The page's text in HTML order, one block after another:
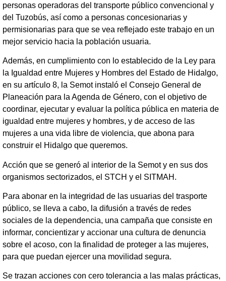
personas operadoras del transporte público convencional y
del Tuzobús, así como a personas concesionarias y
permisionarias para que se vea reflejado este trabajo en un
mejor servicio hacia la población usuaria.
Además, en cumplimiento con lo establecido de la Ley para
la Igualdad entre Mujeres y Hombres del Estado de Hidalgo,
en su artículo 8, la Semot instaló el Consejo General de
Planeación para la Agenda de Género, con el objetivo de
coordinar, ejecutar y evaluar la política pública en materia de
igualdad entre mujeres y hombres, y de acceso de las
mujeres a una vida libre de violencia, que abona para
construir el Hidalgo que queremos.
Acción que se generó al interior de la Semot y en sus dos
organismos sectorizados, el STCH y el SITMAH.
Para abonar en la integridad de las usuarias del trasporte
público, se lleva a cabo, la difusión a través de redes
sociales de la dependencia, una campaña que consiste en
informar, concientizar y accionar una cultura de denuncia
sobre el acoso, con la finalidad de proteger a las mujeres,
para que puedan ejercer una movilidad segura.
Se trazan acciones con cero tolerancia a las malas prácticas,